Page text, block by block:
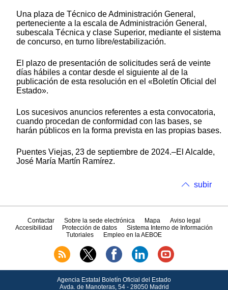
Una plaza de Técnico de Administración General,
perteneciente a la escala de Administración General,
subescala Técnica y clase Superior, mediante el sistema
de concurso, en turno libre/estabilización.
El plazo de presentación de solicitudes será de veinte
días hábiles a contar desde el siguiente al de la
publicación de esta resolución en el «Boletín Oficial del
Estado».
Los sucesivos anuncios referentes a esta convocatoria,
cuando procedan de conformidad con las bases, se
harán públicos en la forma prevista en las propias bases.
Puentes Viejas, 23 de septiembre de 2024.–El Alcalde,
José María Martín Ramírez.
subir
Contactar Sobre la sede electrónica Mapa
Aviso legal
Accesibilidad
Protección de datos
Sistema Interno de Información
Tutoriales
Empleo en la AEBOE
Agencia Estatal Boletín Oficial del Estado
Avda. de Manoteras, 54 - 28050 Madrid